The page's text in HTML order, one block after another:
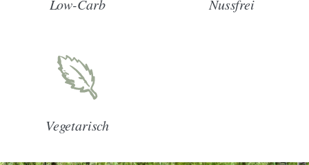
Low-Carb Nussfrei
Vegetarisch